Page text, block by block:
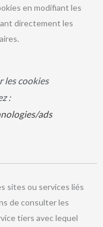
en modifiant les
directement les
les cookies
:
ads
sites ou services liés
de consulter les
tiers avec lequel